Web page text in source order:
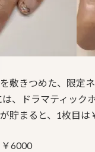
敷きつめた、限定
、ドラマティック
貯まると、1枚目
6000